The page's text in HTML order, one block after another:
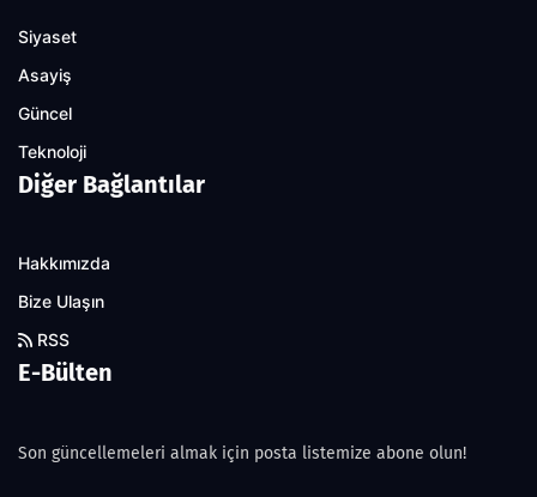
Siyaset
Asayiş
Güncel
Teknoloji
Diğer Bağlantılar
Hakkımızda
Bize Ulaşın
RSS
E-Bülten
Son güncellemeleri almak için posta listemize abone olun!